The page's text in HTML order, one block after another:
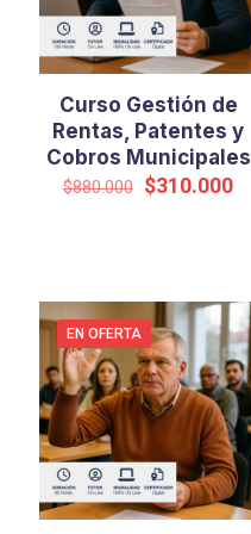
Curso Gestión de
Rentas, Patentes y
Cobros Municipales
$880.000 El
$310.000El
EN OFERTA